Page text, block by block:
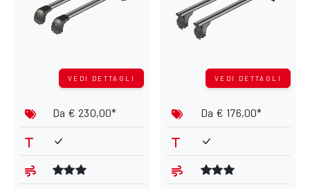
VEDI DETTAGLI
Da € 230,00*
VEDI DETTAGLI
Da € 176,00*